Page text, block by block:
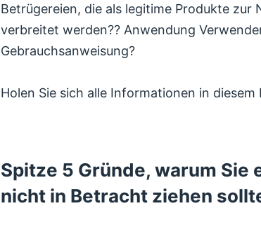
Betrügereien, die als legitime Produkte zur
verbreitet werden?? Anwendung
Gebrauchsanweisung?
Holen Sie sich alle Informationen in diesem
Spitze 5 Gründe, warum Sie
nicht in Betracht ziehen